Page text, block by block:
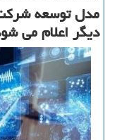
دیگر اعلام می